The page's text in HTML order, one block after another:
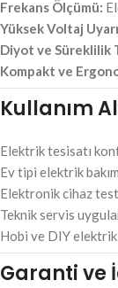
Frekans Ölçümü:
Yüksek Voltaj
Diyot ve Süreklilik
Kompakt ve
Kullanım
Elektrik tesisatı
Ev tipi elektrik
Elektronik cihaz
Teknik servis
Hobi ve DIY elektrik
Garanti ve